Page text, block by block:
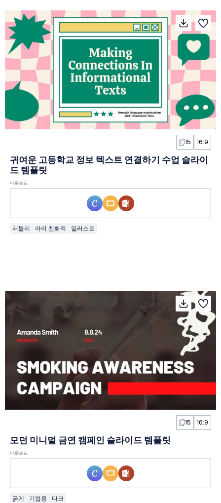
15 16:9
귀여운 고등학교 정보 텍스트 연결하기 수업 슬라이
드 템플릿
다운로드
러블리 아이 친화적 일러스트
15 16:9
모던 미니멀 금연 캠페인 슬라이드 템플릿
다운로드
굵게 기업용 다크